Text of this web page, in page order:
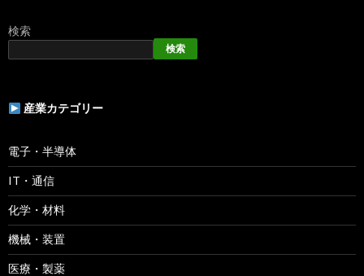
検索
検索
産業カテゴリー
電子・半導体
IT・通信
化学・材料
機械・装置
医療・製薬